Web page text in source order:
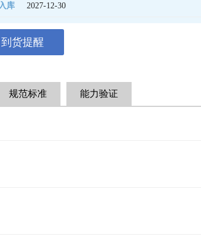
库 2027-12-30
到货提醒
规范标准 能力验证